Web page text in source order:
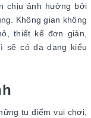
chịu ảnh hưởng bởi
Không gian không
thiết kế đơn giản,
sẽ có đa dạng kiểu
tụ điểm vui chơi,